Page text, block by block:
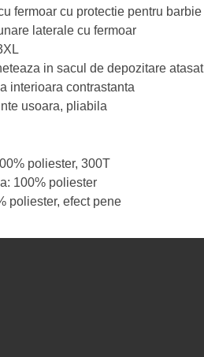
fermoar cu protectie pentru barbie
laterale cu fermoar
in sacul de depozitare atasat
interioara contrastanta
usoara, pliabila
poliester, 300T
100% poliester
poliester, efect pene